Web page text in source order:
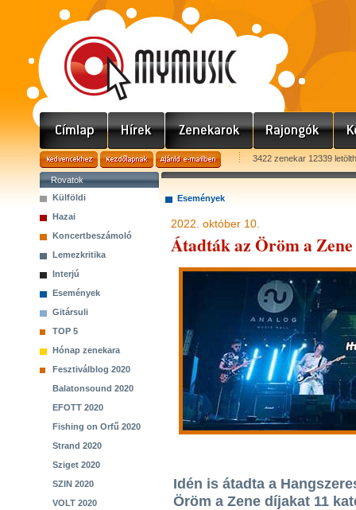
3422 zenekar 12339
Rovatok
Külföldi
Hazai
Koncertbeszámoló
Lemezkritika
Interjú
Események
Gitársuli
TOP 5
Hónap zenekara
Fesztiválblog 2020
Balatonsound 2020
EFOTT 2020
Fishing on Orfű 2020
Strand 2020
Sziget 2020
SZIN 2020
VOLT 2020
Események
2022. október 10.
Átadták az Öröm a
Idén is átadta a
Öröm a Zene díjakat 11